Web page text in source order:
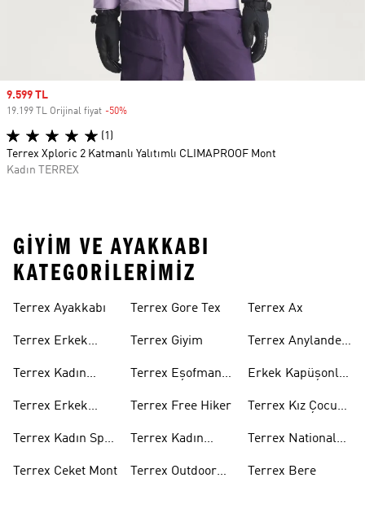
Sale price
9.599 TL
19.199 TL Orijinal fiyat -50%
(1)
Terrex Xploric 2 Katmanlı Yalıtımlı CLIMAPROOF Mont
Kadın TERREX
GIYIM VE AYAKKABI
KATEGORILERIMIZ
Terrex Ayakkabı
Terrex Erkek
Terrex Kadın
Terrex Erkek
Terrex Kadın Spor
Terrex Ceket Mont
Terrex Gore Tex
Terrex Giyim
Terrex Eşofman
Terrex Free Hiker
Terrex Kadın
Terrex Outdoor
Terrex Ax
Terrex Anylander
Erkek Kapüşonlu
Terrex Kız Çocuk
Terrex National
Terrex Bere